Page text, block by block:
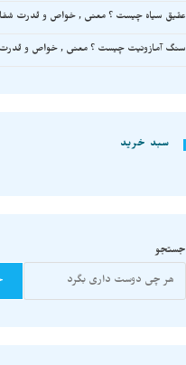
عقیق سیاه چیست ؟ معنی , خواص و قدرت
سنگ آمازونیت چیست ؟ معنی , خواص و
سبد خرید
جستجو